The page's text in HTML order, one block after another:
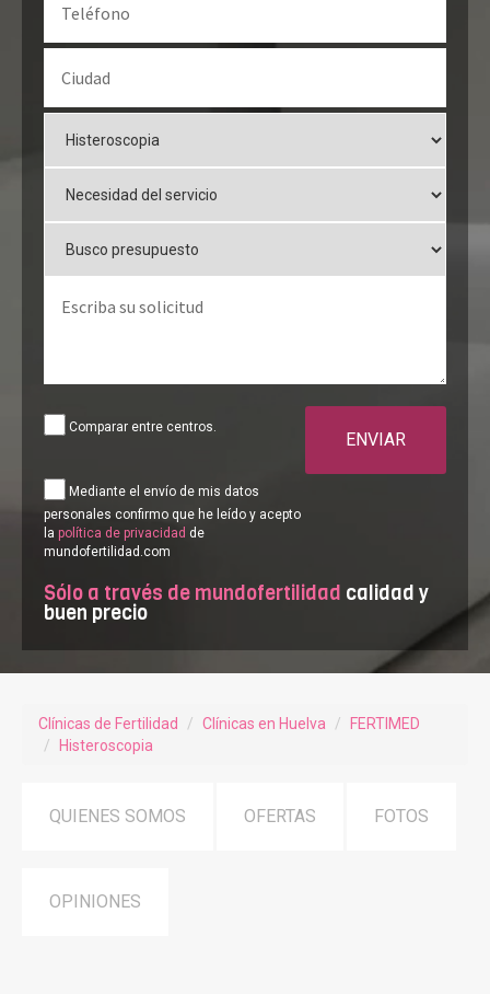
Comparar entre centros.
Mediante el envío de mis datos
personales confirmo que he leído y acepto
la política de privacidad de
mundofertilidad.com
ENVIAR
Sólo a través de mundofertilidad calidad y
buen precio
Clínicas de Fertilidad Clínicas en Huelva
FERTIMED
Histeroscopia
QUIENES SOMOS OFERTAS FOTOS
OPINIONES